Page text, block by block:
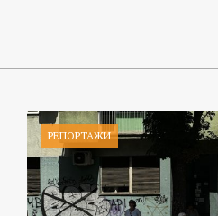
РЕПОРТАЖИ